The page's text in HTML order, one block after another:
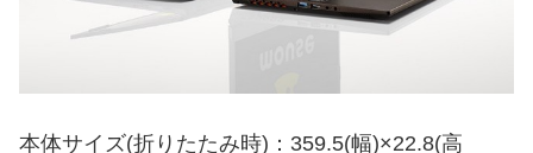
本体サイズ(折りたたみ時)：359.5(幅)×22.8(高